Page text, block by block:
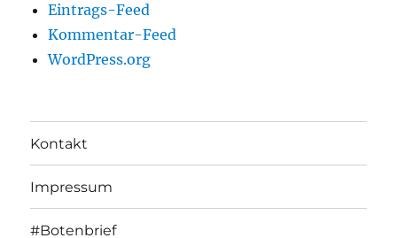
Eintrags-Feed
Kommentar-Feed
WordPress.org
Kontakt
Impressum
#Botenbrief